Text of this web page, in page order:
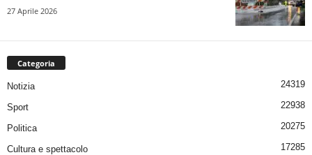
27 Aprile 2026
Categoria
Notizia 24319
Sport 22938
Politica 20275
Cultura e spettacolo 17285